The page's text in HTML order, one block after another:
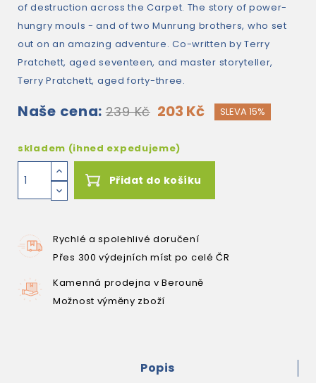
of destruction across the Carpet. The story of power-
hungry mouls - and of two Munrung brothers, who set
out on an amazing adventure. Co-written by Terry
Pratchett, aged seventeen, and master storyteller,
Terry Pratchett, aged forty-three.
Naše cena: 239 Kč 203 Kč SLEVA 15%
skladem (ihned expedujeme)
Přidat do košíku
Rychlé a spolehlivé doručení
Přes 300 výdejních míst po celé ČR
Kamenná prodejna v Berouně
Možnost výměny zboží
Popis